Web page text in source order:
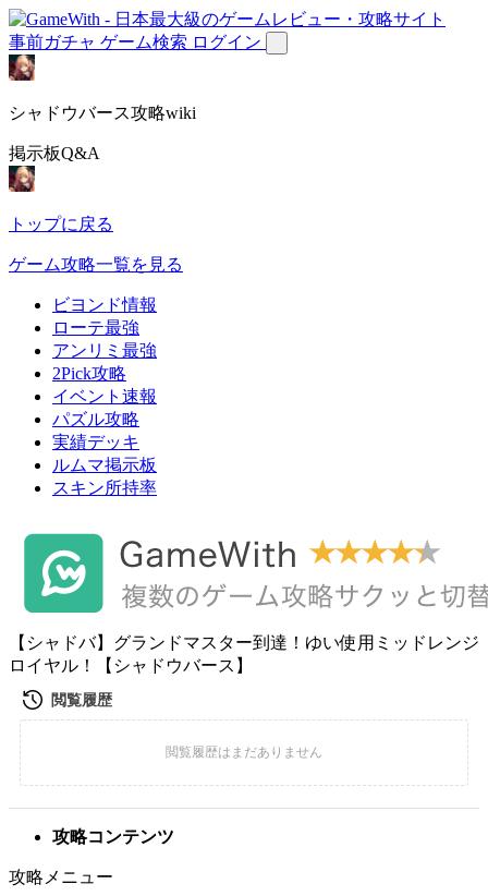
事前ガチャ ゲーム検索 ログイン
シャドウバース攻略wiki
掲示板Q&A
トップに戻る
ゲーム攻略一覧を見る
ビヨンド情報
ローテ最強
アンリミ最強
2Pick攻略
イベント速報
パズル攻略
実績デッキ
ルムマ掲示板
スキン所持率
【シャドバ】グランドマスター到達！ゆい使用ミッドレンジ
ロイヤル！【シャドウバース】
攻略コンテンツ
攻略メニュー